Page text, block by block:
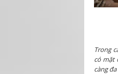
Trong
có mặt
càng